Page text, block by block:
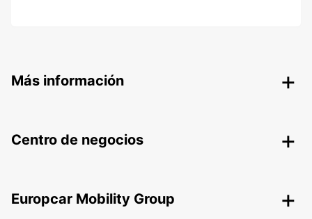
Más información
Centro de negocios
Europcar Mobility Group